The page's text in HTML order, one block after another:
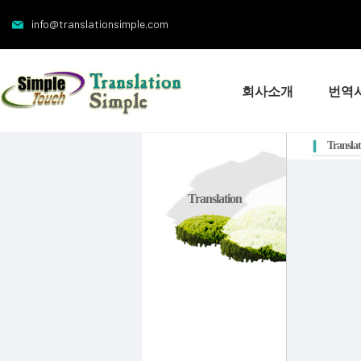
info@translationsimple.com
회사소개 번역
Translation